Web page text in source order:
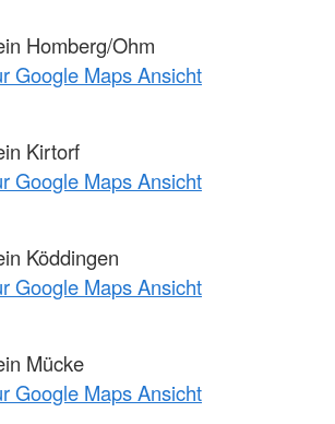
Homberg/Ohm
Google Maps Ansicht
Kirtorf
Google Maps Ansicht
Köddingen
Google Maps Ansicht
Mücke
Google Maps Ansicht